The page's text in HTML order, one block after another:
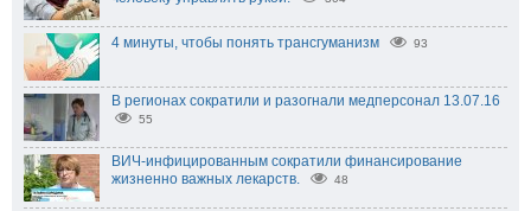
4 минуты, чтобы понять трансгуманизм 93
В регионах сократили и разогнали медперсонал 13.07.16
55
ВИЧ-инфицированным сократили финансирование
жизненно важных лекарств.
48